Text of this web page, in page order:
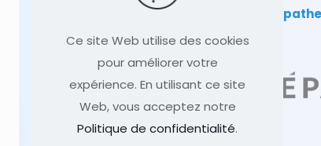
Dr Sylvain Desforges,
Ce site Web utilise des cookies
pour améliorer votre
expérience. En utilisant ce site
Web, vous acceptez notre
Politique de confidentialité.